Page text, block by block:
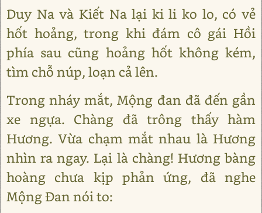
Duy Na và Kiết Na lại ki li ko lo, có vẻ
hốt hoảng, trong khi đám cô gái Hồi
phía sau cũng hoảng hốt không kém,
tìm chỗ núp, loạn cả lên.
Trong nháy mắt, Mộng đan đã đến gần
xe ngựa. Chàng đã trông thấy hàm
Hương. Vừa chạm mắt nhau là Hương
nhìn ra ngay. Lại là chàng! Hương bàng
hoàng chưa kịp phản ứng, đã nghe
Mộng Ðan nói to: